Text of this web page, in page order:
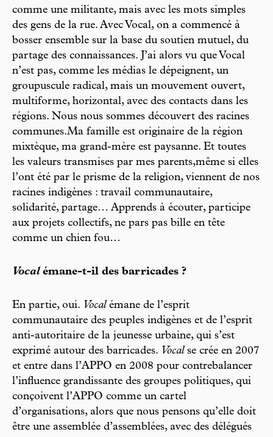
comme une militante, mais avec les mots simples
des gens de la rue. Avec Vocal, on a commencé à
bosser ensemble sur la base du soutien mutuel, du
partage des connaissances. J’ai alors vu que Vocal
n’est pas, comme les médias le dépeignent, un
groupuscule radical, mais un mouvement ouvert,
multiforme, horizontal, avec des contacts dans les
régions. Nous nous sommes découvert des racines
communes.Ma famille est originaire de la région
mixtèque, ma grand-mère est paysanne. Et toutes
les valeurs transmises par mes parents,même si elles
l’ont été par le prisme de la religion, viennent de nos
racines indigènes : travail communautaire,
solidarité, partage… Apprends à écouter, participe
aux projets collectifs, ne pars pas bille en tête
comme un chien fou…
Vocalémane-t-il des barricades ?
En partie, oui. Vocalémane de l’esprit
communautaire des peuples indigènes et de l’esprit
anti-autoritaire de la jeunesse urbaine, qui s’est
exprimé autour des barricades. Vocalse crée en 2007
et entre dans l’APPO en 2008 pour contrebalancer
l’influence grandissante des groupes politiques, qui
conçoivent l’APPO comme un cartel
d’organisations, alors que nous pensons qu’elle doit
être une assemblée d’assemblées, avec des délégués